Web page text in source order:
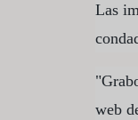
Las
web